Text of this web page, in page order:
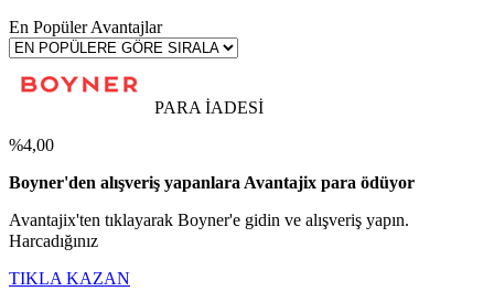
En Popüler Avantajlar
PARA İADESİ
%4,00
Boyner'den alışveriş yapanlara Avantajix para ödüyor
Avantajix'ten tıklayarak Boyner'e gidin ve alışveriş yapın.
Harcadığınız
TIKLA KAZAN